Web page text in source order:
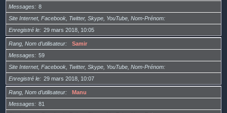
Messages
8
Site Internet, Facebook, Twitter, Skype, YouTube, Nom-Prénom
Enregistré le
29 mars 2018, 10:05
Rang, Nom d’utilisateur
Samir
Messages
59
Site Internet, Facebook, Twitter, Skype, YouTube, Nom-Prénom
Enregistré le
29 mars 2018, 10:07
Rang, Nom d’utilisateur
Manu
Messages
81